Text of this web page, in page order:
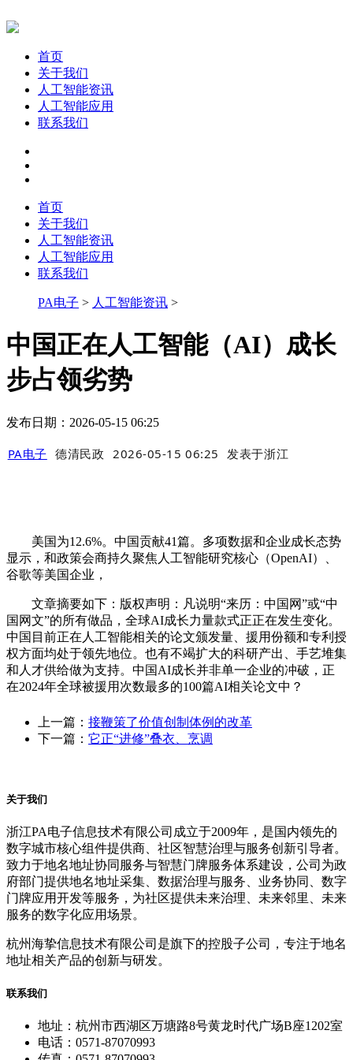
首页
关于我们
人工智能资讯
人工智能应用
联系我们
首页
关于我们
人工智能资讯
人工智能应用
联系我们
PA电子 > 人工智能资讯 >
中国正在人工智能（AI）成长
步占领劣势
发布日期：2026-05-15 06:25
PA电子 德清民政 2026-05-15 06:25 发表于浙江
美国为12.6%。中国贡献41篇。多项数据和企业成长态势
显示，和政策会商持久聚焦人工智能研究核心（OpenAI）、
谷歌等美国企业，
文章摘要如下：版权声明：凡说明“来历：中国网”或“中
国网文”的所有做品，全球AI成长力量款式正正在发生变化。
中国目前正在人工智能相关的论文颁发量、援用份额和专利授
权方面均处于领先地位。也有不竭扩大的科研产出、手艺堆集
和人才供给做为支持。中国AI成长并非单一企业的冲破，正
在2024年全球被援用次数最多的100篇AI相关论文中？
上一篇： 接鞭策了价值创制体例的改革
下一篇： 它正“进修”叠衣、烹调
关于我们
浙江PA电子信息技术有限公司成立于2009年，是国内领先的
数字城市核心组件提供商、社区智慧治理与服务创新引导者。
致力于地名地址协同服务与智慧门牌服务体系建设，公司为政
府部门提供地名地址采集、数据治理与服务、业务协同、数字
门牌应用开发等服务，为社区提供未来治理、未来邻里、未来
服务的数字化应用场景。
杭州海挚信息技术有限公司是旗下的控股子公司，专注于地名
地址相关产品的创新与研发。
联系我们
地址：杭州市西湖区万塘路8号黄龙时代广场B座1202室
电话：0571-87070993